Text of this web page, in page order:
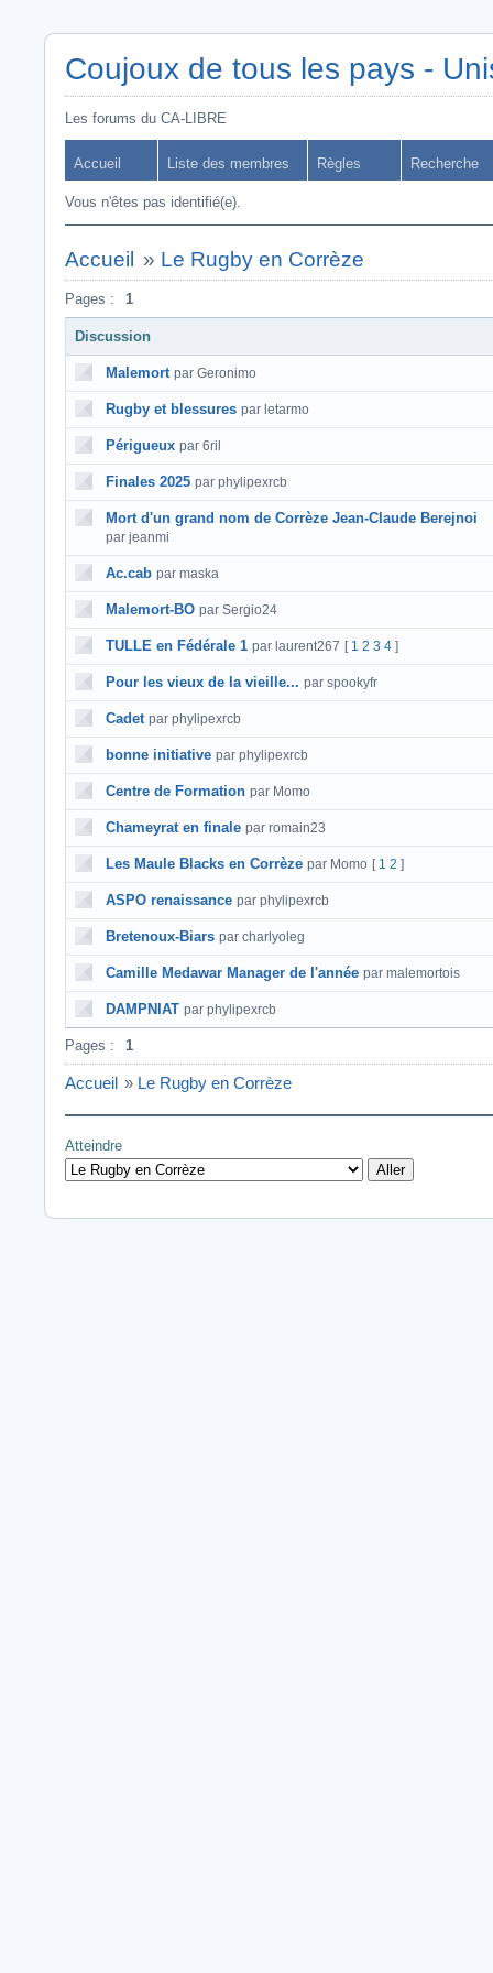
Coujoux de tous les pays -
Les forums du CA-LIBRE
Accueil Liste des membres Règles Recherche
Vous n'êtes pas identifié(e).
Accueil » Le Rugby en Corrèze
Pages : 1
Discussion
Malemort par Geronimo
Rugby et blessures par letarmo
Périgueux par 6ril
Finales 2025 par phylipexrcb
Mort d'un grand nom de Corrèze Jean-Claude Berejnoi
par jeanmi
Ac.cab par maska
Malemort-BO par Sergio24
TULLE en Fédérale 1 par laurent267 [ 1 2 3 4 ]
Pour les vieux de la vieille... par spookyfr
Cadet par phylipexrcb
bonne initiative par phylipexrcb
Centre de Formation par Momo
Chameyrat en finale par romain23
Les Maule Blacks en Corrèze par Momo [ 1 2 ]
ASPO renaissance par phylipexrcb
Bretenoux-Biars par charlyoleg
Camille Medawar Manager de l'année par malemortois
DAMPNIAT par phylipexrcb
Pages : 1
Accueil » Le Rugby en Corrèze
Atteindre